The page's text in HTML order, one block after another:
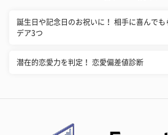
誕生日や記念日のお祝いに！ 相手に喜んでも
デア3つ
潜在的恋愛力を判定！ 恋愛偏差値診断